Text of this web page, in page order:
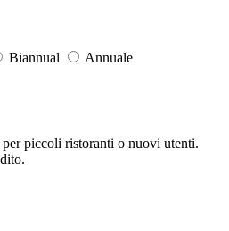
Biannual
Annuale
piccoli ristoranti o nuovi utenti.